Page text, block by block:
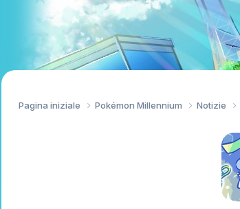
Pagina iniziale Pokémon Millennium Notizie